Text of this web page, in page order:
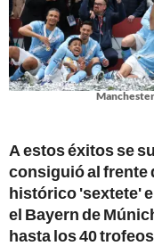
Manchester
A estos éxitos se
consiguió al frente
histórico 'sextete'
el Bayern de
hasta los 40